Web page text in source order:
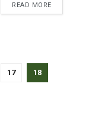
READ MORE
17 18